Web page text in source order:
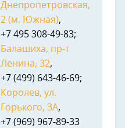
Днепропетровская,
2 (м. Южная),
+7 495 308-49-83;
Балашиха, пр-т
Ленина, 32,
+7 (499) 643-46-69;
Королев, ул.
Горького, 3А,
+7 (969) 967-89-33